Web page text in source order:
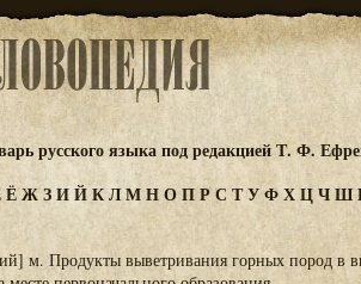
русского языка под редакцией Т. Ф.
ЁЖЗИЙКЛМНОПРС ТУФХЦЧШ
м. Продукты выветривания горных пород в